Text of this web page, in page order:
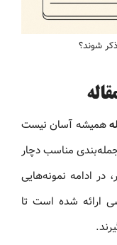
شوند؟
همیشه آسان نیست
مناسب دچار
در ادامه نمونه‌هایی
ارائه شده است تا